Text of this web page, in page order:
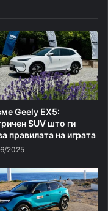
Geely EX5:
SUV што ги
правилата на играта
2025